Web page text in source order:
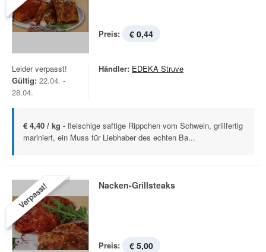
Preis: € 0,44
Leider verpasst!
Gültig: 22.04. -
28.04.
Händler: EDEKA Struve
€ 4,40 / kg - fleischige saftige Rippchen vom Schwein, grillfertig
mariniert, ein Muss für Liebhaber des echten Ba...
Verpasst! Nacken-Grillsteaks
Preis: € 5,00